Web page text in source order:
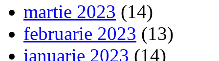
martie 2023 (14)
februarie 2023 (13)
ianuarie 2023 (14)